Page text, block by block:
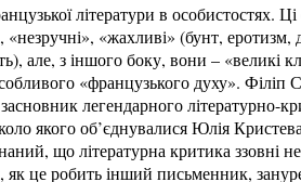
літератури в особистостях. Ці
«незручні», «жахливі» (бунт, еротизм,
але, з іншого боку, вони – «великі
«французького духу». Філіп
легендарного літературно-
якого об’єднувалися Юлія
що літературна критика ззовні
як це робить інший письменник,